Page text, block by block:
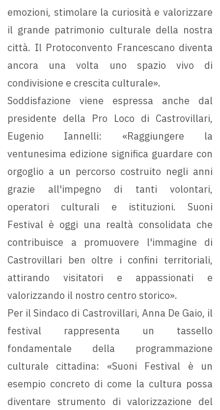
emozioni, stimolare la curiosità e valorizzare
il grande patrimonio culturale della nostra
città. Il Protoconvento Francescano diventa
ancora una volta uno spazio vivo di
condivisione e crescita culturale».
Soddisfazione viene espressa anche dal
presidente della Pro Loco di Castrovillari,
Eugenio Iannelli: «Raggiungere la
ventunesima edizione significa guardare con
orgoglio a un percorso costruito negli anni
grazie all'impegno di tanti volontari,
operatori culturali e istituzioni. Suoni
Festival è oggi una realtà consolidata che
contribuisce a promuovere l'immagine di
Castrovillari ben oltre i confini territoriali,
attirando visitatori e appassionati e
valorizzando il nostro centro storico».
Per il Sindaco di Castrovillari, Anna De Gaio, il
festival rappresenta un tassello
fondamentale della programmazione
culturale cittadina: «Suoni Festival è un
esempio concreto di come la cultura possa
diventare strumento di valorizzazione del